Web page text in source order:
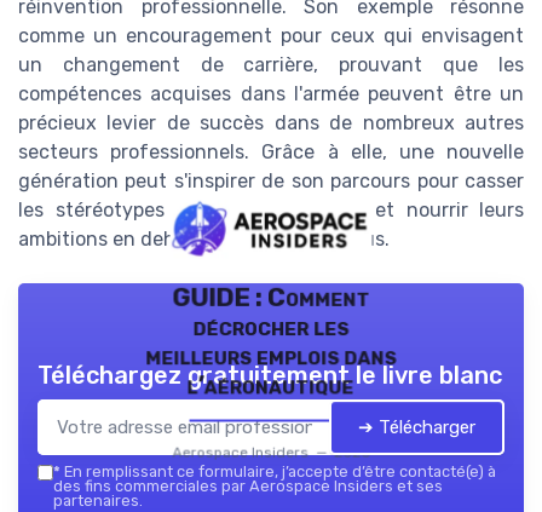
réinvention professionnelle. Son exemple résonne
comme un encouragement pour ceux qui envisagent
un changement de carrière, prouvant que les
compétences acquises dans l'armée peuvent être un
précieux levier de succès dans de nombreux autres
secteurs professionnels. Grâce à elle, une nouvelle
génération peut s'inspirer de son parcours pour casser
les stéréotypes liés à la profession et nourrir leurs
ambitions en dehors des sentiers battus.
GUIDE : Comment
décrocher les
meilleurs emplois dans
l’aéronautique
Aerospace Insiders — 2026
Téléchargez gratuitement le livre blanc
➔ Télécharger
* En remplissant ce formulaire, j’accepte d’être contacté(e) à
des fins commerciales par Aerospace Insiders et ses
partenaires.